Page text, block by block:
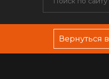
Вернуться в